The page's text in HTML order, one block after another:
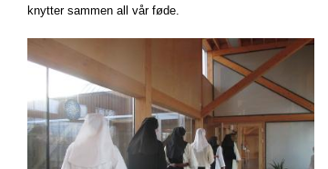
knytter sammen all vår føde.